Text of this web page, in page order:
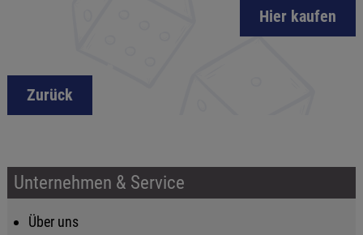
Hier kaufen
Zurück
Unternehmen & Service
Über uns